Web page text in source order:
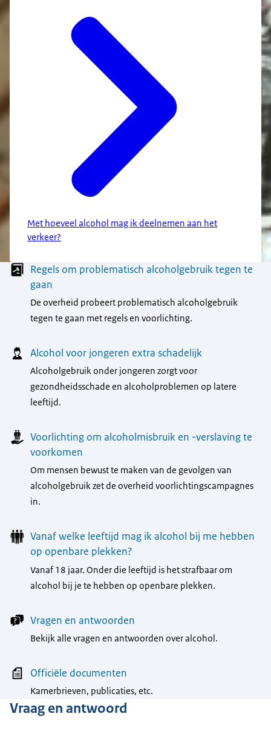
Met hoeveel alcohol mag ik deelnemen aan het
verkeer?
MenuRegels om problematisch alcoholgebruik tegen te
gaan
De overheid probeert problematisch alcoholgebruik
tegen te gaan met regels en voorlichting.
Alcohol voor jongeren extra schadelijk
Alcoholgebruik onder jongeren zorgt voor
gezondheidsschade en alcoholproblemen op latere
leeftijd.
Voorlichting om alcoholmisbruik en -verslaving te
voorkomen
Om mensen bewust te maken van de gevolgen van
alcoholgebruik zet de overheid voorlichtingscampagnes
in.
Vanaf welke leeftijd mag ik alcohol bij me hebben
op openbare plekken?
Vanaf 18 jaar. Onder die leeftijd is het strafbaar om
alcohol bij je te hebben op openbare plekken.
Vragen en antwoorden
Bekijk alle vragen en antwoorden over alcohol.
Officiële documenten
Kamerbrieven, publicaties, etc.
Vraag en antwoord